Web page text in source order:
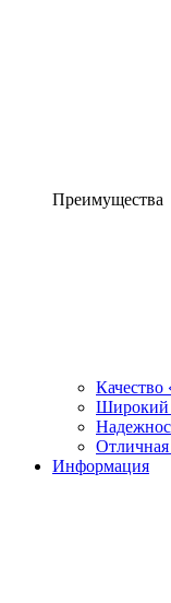
Преимущества
Качество
Широкий
Отличная
Информация